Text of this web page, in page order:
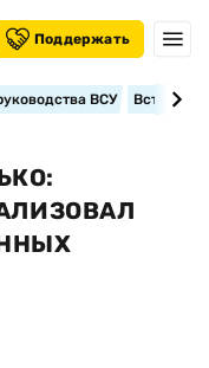
Поддержать
ВСУ